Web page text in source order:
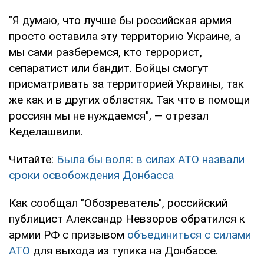
"Я думаю, что лучше бы российская армия
просто оставила эту территорию Украине, а
мы сами разберемся, кто террорист,
сепаратист или бандит. Бойцы смогут
присматривать за территорией Украины, так
же как и в других областях. Так что в помощи
россиян мы не нуждаемся", — отрезал
Кеделашвили.
Читайте: Была бы воля: в силах АТО назвали
сроки освобождения Донбасса
Как сообщал "Обозреватель", российский
публицист Александр Невзоров обратился к
армии РФ с призывом объединиться с силами
АТО для выхода из тупика на Донбассе.